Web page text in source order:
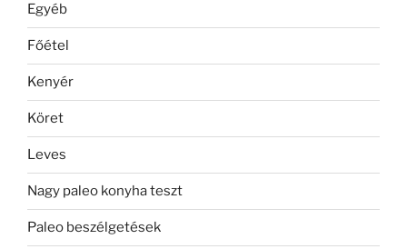
Egyéb
Főétel
Kenyér
Köret
Leves
Nagy paleo konyha teszt
Paleo beszélgetések